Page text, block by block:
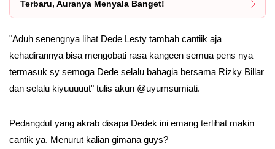
Terbaru, Auranya Menyala Banget!
"Aduh senengnya lihat Dede Lesty tambah cantiik aja
kehadirannya bisa mengobati rasa kangeen semua pens nya
termasuk sy semoga Dede selalu bahagia bersama Rizky Billar
dan selalu kiyuuuuut" tulis akun @uyumsumiati.
Pedangdut yang akrab disapa Dedek ini emang terlihat makin
cantik ya. Menurut kalian gimana guys?